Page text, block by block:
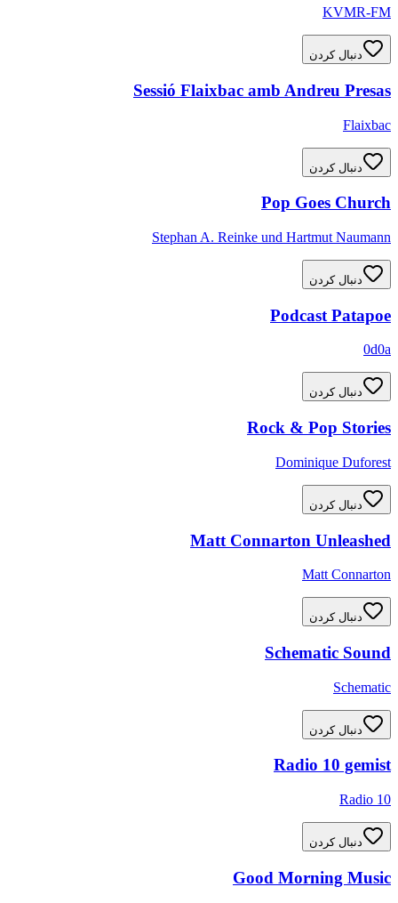
KVMR-FM
دنبال کردن
Sessió Flaixbac amb Andreu Presas
Flaixbac
دنبال کردن
Pop Goes Church
Stephan A. Reinke und Hartmut Naumann
دنبال کردن
Podcast Patapoe
0d0a
دنبال کردن
Rock & Pop Stories
Dominique Duforest
دنبال کردن
Matt Connarton Unleashed
Matt Connarton
دنبال کردن
Schematic Sound
Schematic
دنبال کردن
Radio 10 gemist
Radio 10
دنبال کردن
Good Morning Music